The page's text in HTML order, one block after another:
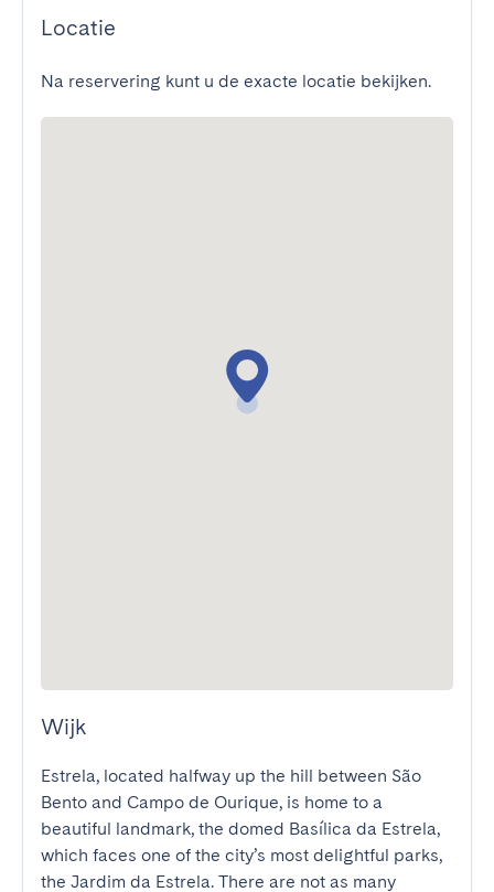
Locatie
Na reservering kunt u de exacte locatie bekijken.
Wijk
Estrela, located halfway up the hill between São
Bento and Campo de Ourique, is home to a
beautiful landmark, the domed Basílica da Estrela,
which faces one of the city’s most delightful parks,
the Jardim da Estrela. There are not as many